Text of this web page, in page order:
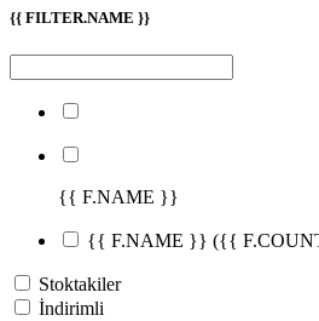
{{ FILTER.NAME }}
{{ F.NAME }}
{{ F.NAME }} ({{
Stoktakiler
İndirimli